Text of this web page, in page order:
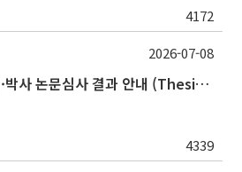
4172
2026학년도 1학기 석·박사 논문심사 결과 안내 (Thesis Defense Result)
4339
2026-07-08